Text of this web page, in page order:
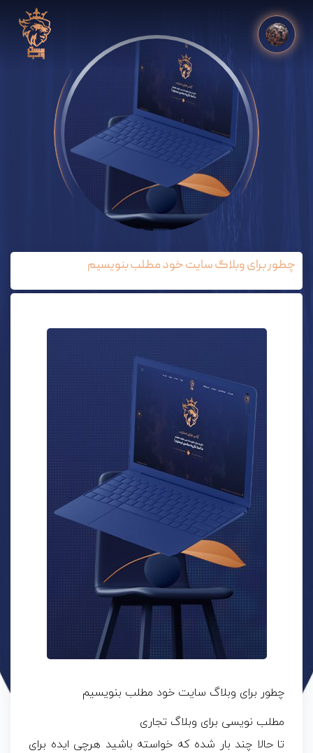
چطور برای وبلاگ سایت خود مطلب بنویسیم
چطور برای وبلاگ سایت خود مطلب بنویسیم
مطلب نویسی برای وبلاگ تجاری
تا حالا چند بار شده که خواسته باشید هرچی ایده برای